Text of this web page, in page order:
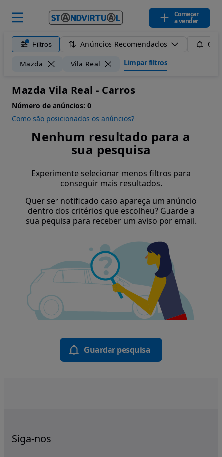
Começar
a vender
Filtros Anúncios Recomendados
Mazda Vila Real Limpar filtros
Mazda Vila Real - Carros
Número de anúncios: 0
Como são posicionados os anúncios?
Nenhum resultado para a
sua pesquisa
Experimente selecionar menos filtros para
conseguir mais resultados.
Quer ser notificado caso apareça um anúncio
dentro dos critérios que escolheu? Guarde a
sua pequisa para receber um aviso por email.
Guardar pesquisa
Siga-nos